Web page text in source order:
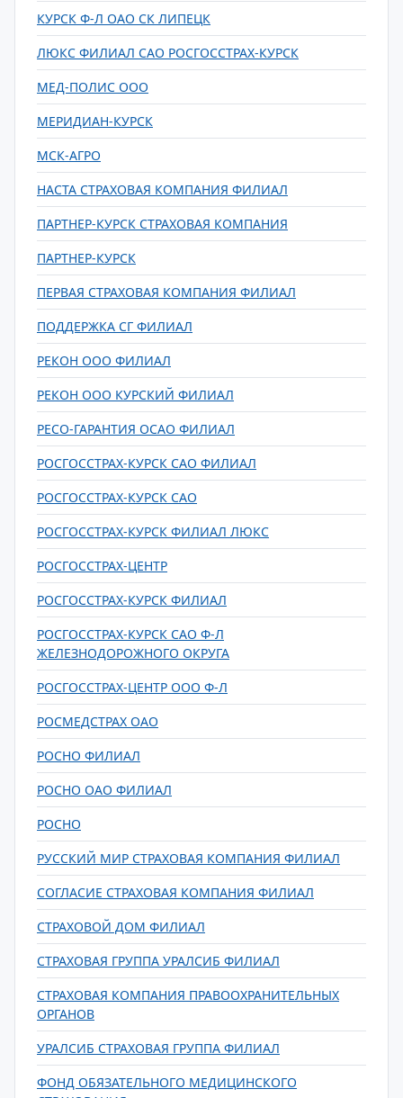
КУРСК Ф-Л ОАО СК ЛИПЕЦК
ЛЮКС ФИЛИАЛ САО РОСГОССТРАХ-КУРСК
МЕД-ПОЛИС ООО
МЕРИДИАН-КУРСК
МСК-АГРО
НАСТА СТРАХОВАЯ КОМПАНИЯ ФИЛИАЛ
ПАРТНЕР-КУРСК СТРАХОВАЯ КОМПАНИЯ
ПАРТНЕР-КУРСК
ПЕРВАЯ СТРАХОВАЯ КОМПАНИЯ ФИЛИАЛ
ПОДДЕРЖКА СГ ФИЛИАЛ
РЕКОН ООО ФИЛИАЛ
РЕКОН ООО КУРСКИЙ ФИЛИАЛ
РЕСО-ГАРАНТИЯ ОСАО ФИЛИАЛ
РОСГОССТРАХ-КУРСК САО ФИЛИАЛ
РОСГОССТРАХ-КУРСК САО
РОСГОССТРАХ-КУРСК ФИЛИАЛ ЛЮКС
РОСГОССТРАХ-ЦЕНТР
РОСГОССТРАХ-КУРСК ФИЛИАЛ
РОСГОССТРАХ-КУРСК САО Ф-Л
ЖЕЛЕЗНОДОРОЖНОГО ОКРУГА
РОСГОССТРАХ-ЦЕНТР ООО Ф-Л
РОСМЕДСТРАХ ОАО
РОСНО ФИЛИАЛ
РОСНО ОАО ФИЛИАЛ
РОСНО
РУССКИЙ МИР СТРАХОВАЯ КОМПАНИЯ ФИЛИАЛ
СОГЛАСИЕ СТРАХОВАЯ КОМПАНИЯ ФИЛИАЛ
СТРАХОВОЙ ДОМ ФИЛИАЛ
СТРАХОВАЯ ГРУППА УРАЛСИБ ФИЛИАЛ
СТРАХОВАЯ КОМПАНИЯ ПРАВООХРАНИТЕЛЬНЫХ
ОРГАНОВ
УРАЛСИБ СТРАХОВАЯ ГРУППА ФИЛИАЛ
ФОНД ОБЯЗАТЕЛЬНОГО МЕДИЦИНСКОГО